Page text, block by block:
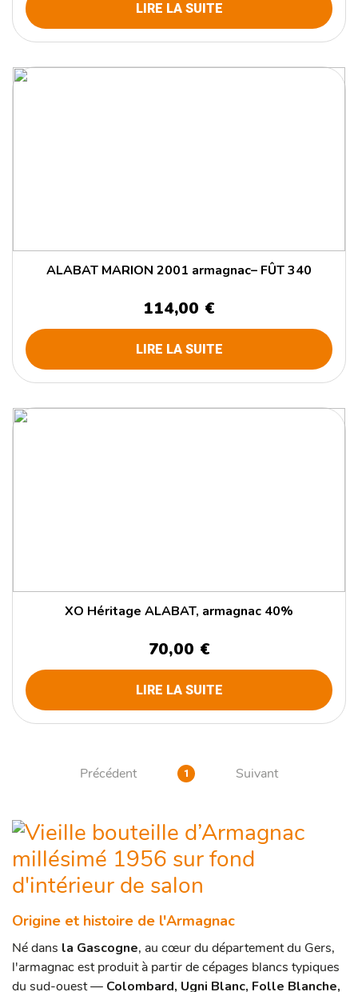
LIRE LA SUITE
ALABAT MARION 2001 armagnac– FÛT 340
114,00 €
LIRE LA SUITE
XO Héritage ALABAT, armagnac 40%
70,00 €
LIRE LA SUITE
Précédent 1 Suivant
Origine et histoire de l'Armagnac
Né dans la Gascogne, au cœur du département du Gers,
l'armagnac est produit à partir de cépages blancs typiques
du sud-ouest — Colombard, Ugni Blanc, Folle Blanche,